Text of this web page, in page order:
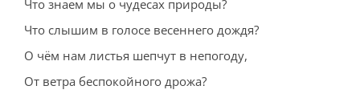
Что знаем мы о чудесах природы?
Что слышим в голосе весеннего дождя?
О чём нам листья шепчут в непогоду,
От ветра беспокойного дрожа?